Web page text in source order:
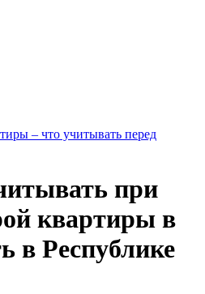
– что учитывать перед
при
квартиры в
в Республике